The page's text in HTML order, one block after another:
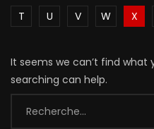
T
U V W X
It seems we can’t find what
searching can help.